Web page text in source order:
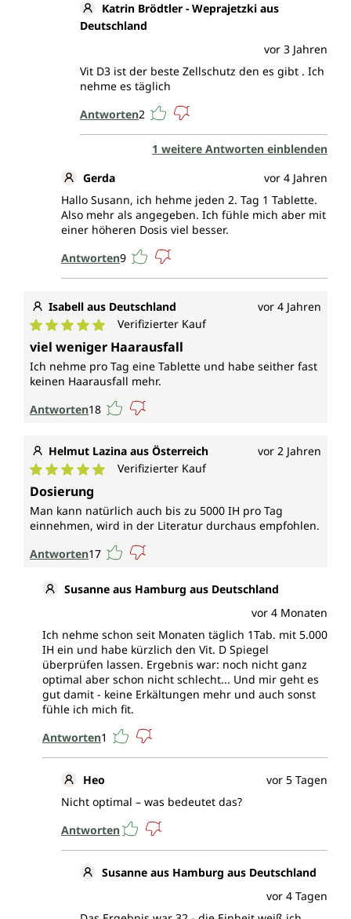
Katrin Brödtler - Weprajetzki aus
Deutschland
vor 3 Jahren
Vit D3 ist der beste Zellschutz den es gibt . Ich
nehme es täglich
Antworten2
1 weitere Antworten einblenden
Gerda
vor 4 Jahren
Hallo Susann, ich hehme jeden 2. Tag 1 Tablette.
Also mehr als angegeben. Ich fühle mich aber mit
einer höheren Dosis viel besser.
Antworten9
Isabell aus Deutschland vor 4 Jahren
Durchschnittliche Bewertung von 5 von 5 Sternen
Verifizierter Kauf
viel weniger Haarausfall
Ich nehme pro Tag eine Tablette und habe seither fast
keinen Haarausfall mehr.
Antworten18
Helmut Lazina aus Österreich vor 2 Jahren
Durchschnittliche Bewertung von 5 von 5 Sternen
Verifizierter Kauf
Dosierung
Man kann natürlich auch bis zu 5000 IH pro Tag
einnehmen, wird in der Literatur durchaus empfohlen.
Antworten17
Susanne aus Hamburg aus Deutschland
vor 4 Monaten
Ich nehme schon seit Monaten täglich 1Tab. mit 5.000
IH ein und habe kürzlich den Vit. D Spiegel
überprüfen lassen. Ergebnis war: noch nicht ganz
optimal aber schon nicht schlecht... Und mir geht es
gut damit - keine Erkältungen mehr und auch sonst
fühle ich mich fit.
Antworten1
Heo
vor 5 Tagen
Nicht optimal – was bedeutet das?
Antworten
Susanne aus Hamburg aus Deutschland
vor 4 Tagen